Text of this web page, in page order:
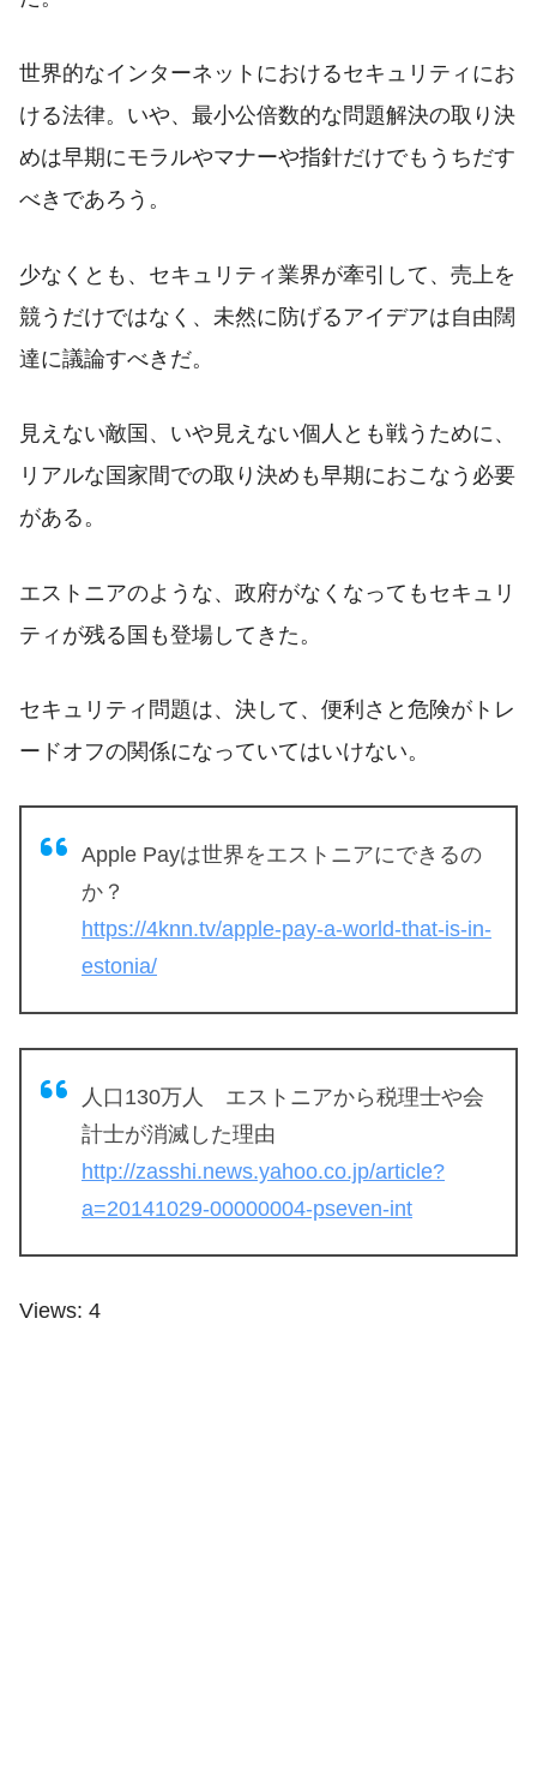
世界的なインターネットにおけるセキュリティにお
ける法律。いや、最小公倍数的な問題解決の取り決
めは早期にモラルやマナーや指針だけでもうちだす
べきであろう。
少なくとも、セキュリティ業界が牽引して、売上を
競うだけではなく、未然に防げるアイデアは自由闊
達に議論すべきだ。
見えない敵国、いや見えない個人とも戦うために、
リアルな国家間での取り決めも早期におこなう必要
がある。
エストニアのような、政府がなくなってもセキュリ
ティが残る国も登場してきた。
セキュリティ問題は、決して、便利さと危険がトレ
ードオフの関係になっていてはいけない。
Apple Payは世界をエストニアにできるの
か？
https://4knn.tv/apple-pay-a-world-that-is-in-
estonia/
人口130万人 エストニアから税理士や会
計士が消滅した理由
http://zasshi.news.yahoo.co.jp/article?
a=20141029-00000004-pseven-int
Views: 4